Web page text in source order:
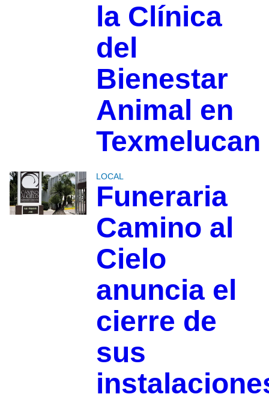
la Clínica
del
Bienestar
Animal en
Texmelucan
LOCAL
Funeraria
Camino al
Cielo
anuncia el
cierre de
sus